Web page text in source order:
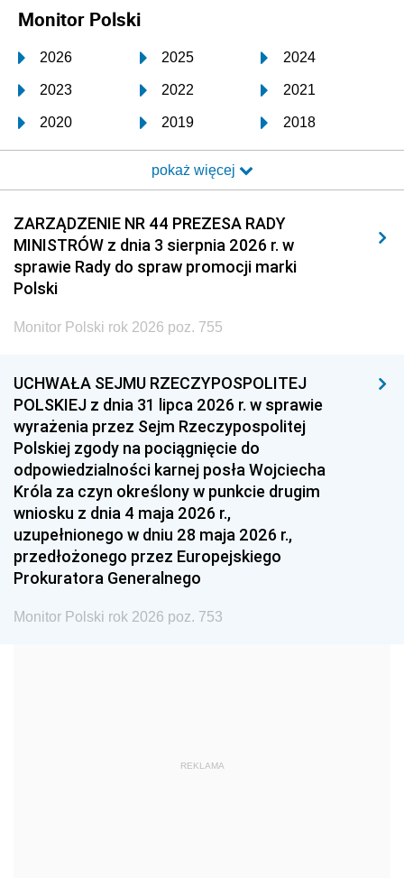
Monitor Polski
2026 2025 2024
2023 2022 2021
2020 2019 2018
2017 2016 2015
2014 2013 2012
2011 2010 2009
2008 2007 2006
2005
1996 1995 1994
1993 1992 1991
1990 1989
1987 1986 1985
1984 1983
1981 1980 1979
1978 1977
1975 1974
1959
pokaż więcej
ZARZĄDZENIE NR 44 PREZESA RADY
MINISTRÓW z dnia 3 sierpnia 2026 r. w
sprawie Rady do spraw promocji marki
Polski
Monitor Polski rok 2026 poz. 755
UCHWAŁA SEJMU RZECZYPOSPOLITEJ
POLSKIEJ z dnia 31 lipca 2026 r. w sprawie
wyrażenia przez Sejm Rzeczypospolitej
Polskiej zgody na pociągnięcie do
odpowiedzialności karnej posła Wojciecha
Króla za czyn określony w punkcie drugim
wniosku z dnia 4 maja 2026 r.,
uzupełnionego w dniu 28 maja 2026 r.,
przedłożonego przez Europejskiego
Prokuratora Generalnego
Monitor Polski rok 2026 poz. 753
REKLAMA